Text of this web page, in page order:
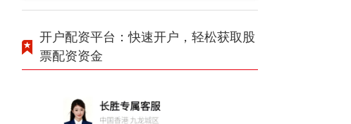
开户配资平台：快速开户，轻松获取股
票配资资金